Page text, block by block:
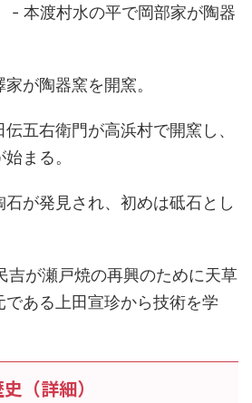
- 本渡村水の平で岡部家が陶器
が陶器窯を開窯。
五右衛門が高浜村で開窯し、
まる。
石が発見され、初めは砥石とし
が瀬戸焼の再興のために天草
である上田宣珍から技術を学
（詳細）